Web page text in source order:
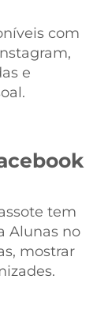
com
e
tem
Alunas no
mostrar